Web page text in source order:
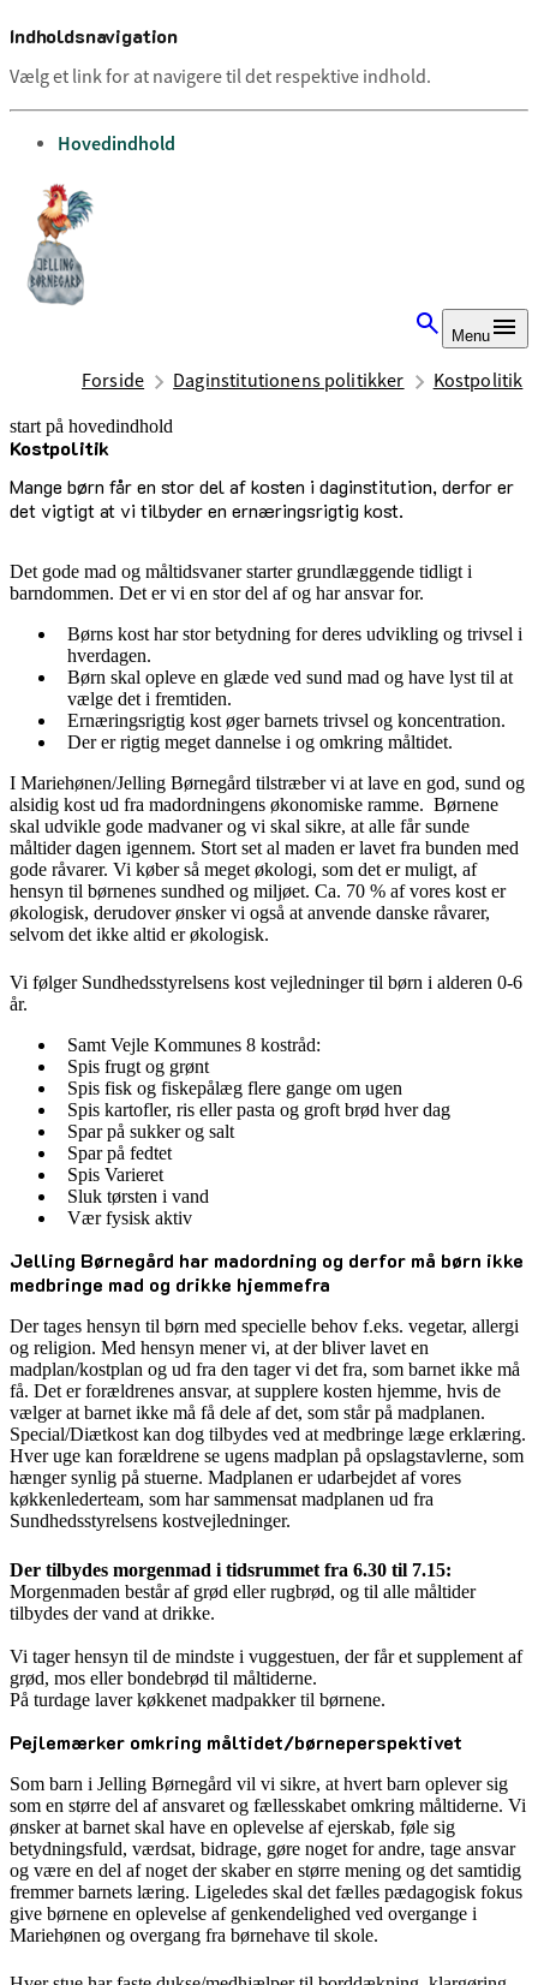
Indholdsnavigation
Vælg et link for at navigere til det respektive indhold.
gå til
Hovedindhold
Menu
Forside Daginstitutionens politikker Kostpolitik
start på hovedindhold
Kostpolitik
Mange børn får en stor del af kosten i daginstitution, derfor er
det vigtigt at vi tilbyder en ernæringsrigtig kost.
senest opdateret 21. oktober 2025
Det gode mad og måltidsvaner starter grundlæggende tidligt i
barndommen. Det er vi en stor del af og har ansvar for.
Børns kost har stor betydning for deres udvikling og trivsel i
hverdagen.
Børn skal opleve en glæde ved sund mad og have lyst til at
vælge det i fremtiden.
Ernæringsrigtig kost øger barnets trivsel og koncentration.
Der er rigtig meget dannelse i og omkring måltidet.
I Mariehønen/Jelling Børnegård tilstræber vi at lave en god, sund og
alsidig kost ud fra madordningens økonomiske ramme. Børnene
skal udvikle gode madvaner og vi skal sikre, at alle får sunde
måltider dagen igennem. Stort set al maden er lavet fra bunden med
gode råvarer. Vi køber så meget økologi, som det er muligt, af
hensyn til børnenes sundhed og miljøet. Ca. 70 % af vores kost er
økologisk, derudover ønsker vi også at anvende danske råvarer,
selvom det ikke altid er økologisk.
Vi følger Sundhedsstyrelsens kost vejledninger til børn i alderen 0-6
år.
Samt Vejle Kommunes 8 kostråd:
Spis frugt og grønt
Spis fisk og fiskepålæg flere gange om ugen
Spis kartofler, ris eller pasta og groft brød hver dag
Spar på sukker og salt
Spar på fedtet
Spis Varieret
Sluk tørsten i vand
Vær fysisk aktiv
Jelling Børnegård har madordning og derfor må børn ikke
medbringe mad og drikke hjemmefra
Der tages hensyn til børn med specielle behov f.eks. vegetar, allergi
og religion. Med hensyn mener vi, at der bliver lavet en
madplan/kostplan og ud fra den tager vi det fra, som barnet ikke må
få. Det er forældrenes ansvar, at supplere kosten hjemme, hvis de
vælger at barnet ikke må få dele af det, som står på madplanen.
Special/Diætkost kan dog tilbydes ved at medbringe læge erklæring.
Hver uge kan forældrene se ugens madplan på opslagstavlerne, som
hænger synlig på stuerne. Madplanen er udarbejdet af vores
køkkenlederteam, som har sammensat madplanen ud fra
Sundhedsstyrelsens kostvejledninger.
Der tilbydes morgenmad i tidsrummet fra 6.30 til 7.15:
Morgenmaden består af grød eller rugbrød, og til alle måltider
tilbydes der vand at drikke.
Vi tager hensyn til de mindste i vuggestuen, der får et supplement af
grød, mos eller bondebrød til måltiderne.
På turdage laver køkkenet madpakker til børnene.
Pejlemærker omkring måltidet/børneperspektivet
Som barn i Jelling Børnegård vil vi sikre, at hvert barn oplever sig
som en større del af ansvaret og fællesskabet omkring måltiderne. Vi
ønsker at barnet skal have en oplevelse af ejerskab, føle sig
betydningsfuld, værdsat, bidrage, gøre noget for andre, tage ansvar
og være en del af noget der skaber en større mening og det samtidig
fremmer barnets læring. Ligeledes skal det fælles pædagogisk fokus
give børnene en oplevelse af genkendelighed ved overgange i
Mariehønen og overgang fra børnehave til skole.